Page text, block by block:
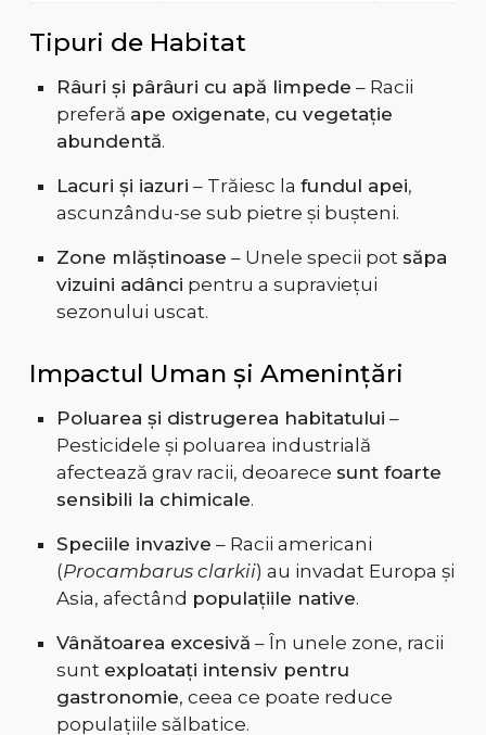
Tipuri de Habitat
Râuri și pârâuri cu apă limpede – Racii
preferă ape oxigenate, cu vegetație
abundentă.
Lacuri și iazuri – Trăiesc la fundul apei,
ascunzându-se sub pietre și bușteni.
Zone mlăștinoase – Unele specii pot săpa
vizuini adânci pentru a supraviețui
sezonului uscat.
Impactul Uman și Amenințări
Poluarea și distrugerea habitatului –
Pesticidele și poluarea industrială
afectează grav racii, deoarece sunt foarte
sensibili la chimicale.
Speciile invazive – Racii americani
(Procambarus clarkii) au invadat Europa și
Asia, afectând populațiile native.
Vânătoarea excesivă – În unele zone, racii
sunt exploatați intensiv pentru
gastronomie, ceea ce poate reduce
populațiile sălbatice.